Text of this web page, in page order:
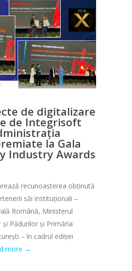
de digitalizare
de Integrisoft
la Gala
Industry Awards
recunoașterea obținută
săi instituționali –
Română, Ministerul
și Pădurilor și Primăria
– în cadrul ediției
more →